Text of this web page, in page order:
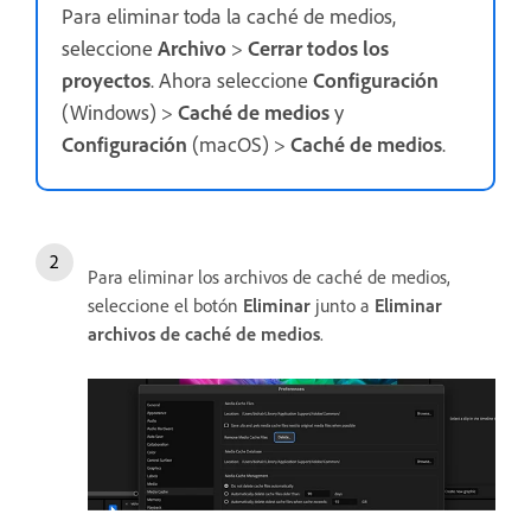
Para eliminar toda la caché de medios,
seleccione Archivo > Cerrar todos los
proyectos. Ahora seleccione Configuración
(Windows) > Caché de mediosy
Configuración (macOS) > Caché de medios.
Para eliminar los archivos de caché de medios,
seleccione el botón Eliminar junto a Eliminar
archivos de caché de medios.